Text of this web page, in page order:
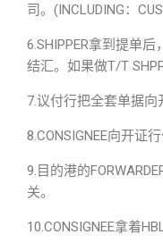
司。(INCLUDING：
6.SHIPPER拿到提单
结汇。如果做T/T
7.议付行把全套单据向
8.CONSIGNEE向开证
9.目的港的
关。
10.CONSIGNEE拿着